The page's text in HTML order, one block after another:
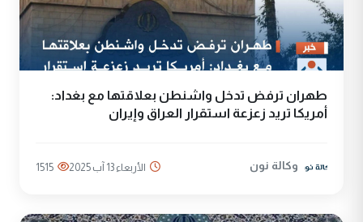
طهران ترفض تدخل واشنطن بعلاقتها مع بغداد:
أمريكا تريد زعزعة استقرار العراق وإيران
وكالة نون الأربعاء 13 آب 2025 1515